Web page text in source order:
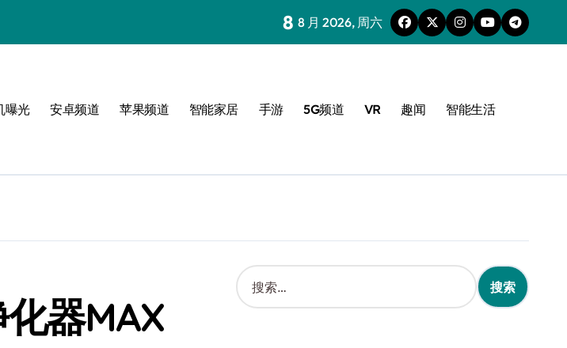
8 8 月 2026, 周六
曝光 安卓频道 苹果频道 智能家居 手游 5G频道 VR 趣闻 智能生活
器MAX
搜
索
：